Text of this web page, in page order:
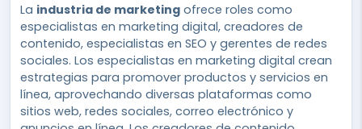
La industria de marketing ofrece roles como
especialistas en marketing digital, creadores de
contenido, especialistas en SEO y gerentes de redes
sociales. Los especialistas en marketing digital crean
estrategias para promover productos y servicios en
línea, aprovechando diversas plataformas como
sitios web, redes sociales, correo electrónico y